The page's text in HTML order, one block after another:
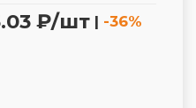
₽/шт | -36%